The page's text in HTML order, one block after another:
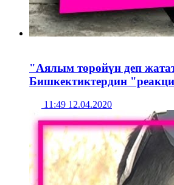
"Аялым төрөйүн деп
Бишкектиктердин
11:49 12.04.2020